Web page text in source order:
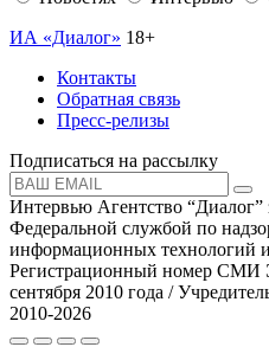
ИА «Диалог» 18+
Контакты
Обратная связь
Пресс-релизы
Подписаться на рассылку
Интервью Агентство “Диалог”
Федеральной службой по
информационных технологий
Регистрационный номер
сентября 2010 года /
2010-2026